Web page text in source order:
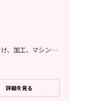
検査、梱包・仕分け、組立・組付け、加工、マシンオペレーター、清掃・洗浄、品質管理、ライン作業、バリ取り
詳細を見る